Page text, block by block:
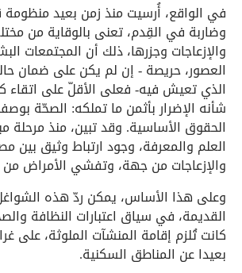
في الواقع، أُرسيت منذ زمن بعيد منظومة
وضاربة في القِدم، تعنى بالوقاية من
والإزعاجات وجزرها، ذلك أن المجتمعات
العصور، حريصة - إن لم يكن على ضمان
الذي تعيش فيه- فعلى الأقلّ على
شأنه الإضرار بأثمن ما تملكه: الصحّة
الحقوق الأساسية. وقد تبين، منذ مرحلة
العلم والمعرفة، وجود ارتباط وثيق بين
والإزعاجات من جهة، وتفشي الأمراض
وعلى هذا الأساس، يمكن ردّ هذه
القديمة، في سياق اعتبارات النظافة
كانت تُلزم إقامة المنشآت الملوثة، على
بعيدا عن المناطق السكنية.